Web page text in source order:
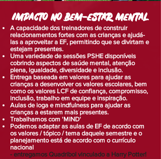
Impacto no bem-estar mental
A capacidade dos treinadores de construir
relacionamentos fortes com as crianças e ajudá-
las a aproveitar a EF, permitindo que se divirtam e
estejam presentes.
Uma variedade de sessões PSHE disponíveis
cobrindo aspectos de saúde mental, atenção
plena, igualdade, diversidade e inclusão.
Entrega baseada em valores para ajudar as
crianças a desenvolver os valores escolares, bem
como os valores LCF de confiança, compromisso,
inclusão, trabalho em equipe e inspiração.
Aulas de ioga e mindfulness para ajudar as
crianças a estarem mais presentes.
Trabalhamos com 'MIND'
Podemos adaptar as aulas de EF de acordo com
os valores / tópico / tema daquele semestre e o
planejamento está de acordo com o currículo
nacional
- entregamos Quadribol vinculado a Harry Potter!